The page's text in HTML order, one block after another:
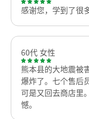
感谢您，学到了很
60代 女性
熊本县的大地震被
爆炸了。七个售后
可是又回去商店里
憾。